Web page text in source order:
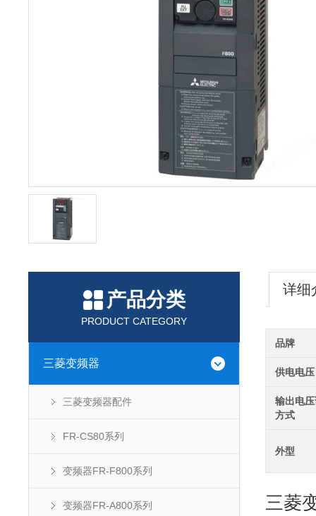
产品分类
PRODUCT CATEGORY
三菱变频器
三菱变频器配件
FR-CS80系列
变频器FR-F800系列
变频器FR-A800系列
详细
品牌
供电电压
输出电
方式
外型
三菱